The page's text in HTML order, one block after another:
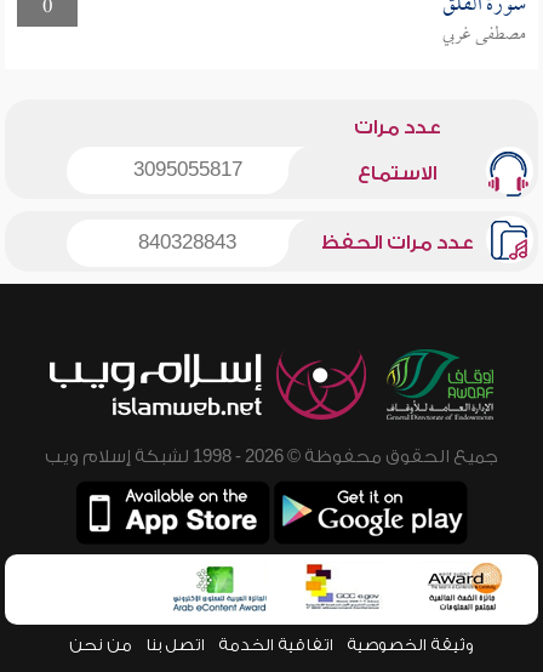
0
مصطفى غربي
عدد مرات
الاستماع 3095055817
عدد مرات الحفظ 840328843
جميع الحقوق محفوظة © 2026 - 1998 لشبكة إسلام ويب
وثيقة الخصوصية اتفاقية الخدمة اتصل بنا من نحن